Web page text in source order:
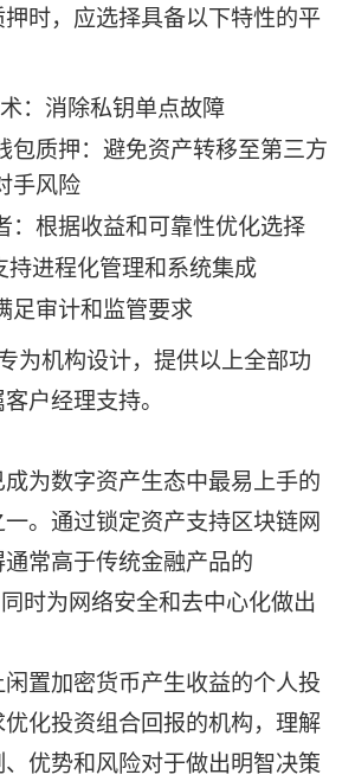
时，应选择具备以下特性的平
：消除私钥单点故障
包质押：避免资产转移至第三方
手风险
：根据收益和可靠性优化选择
持进程化管理和系统集成
足审计和监管要求
为机构设计，提供以上全部功
户经理支持。
为数字资产生态中最易上手的
。通过锁定资产支持区块链网
常高于传统金融产品的
时为网络安全和去中心化做出
置加密货币产生收益的个人投
化投资组合回报的机构，理解
优势和风险对于做出明智决策